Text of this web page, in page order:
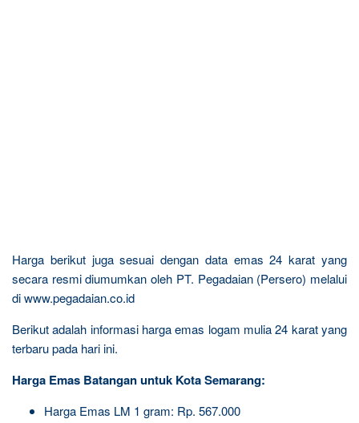
Harga berikut juga sesuai dengan data emas 24 karat yang
secara resmi diumumkan oleh PT. Pegadaian (Persero) melalui
di www.pegadaian.co.id
Berikut adalah informasi harga emas logam mulia 24 karat yang
terbaru pada hari ini.
Harga Emas Batangan untuk Kota Semarang:
Harga Emas LM 1 gram: Rp. 567.000